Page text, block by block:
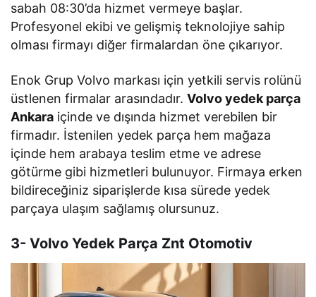
sabah 08:30’da hizmet vermeye başlar.
Profesyonel ekibi ve gelişmiş teknolojiye sahip
olması firmayı diğer firmalardan öne çıkarıyor.
Enok Grup Volvo markası için yetkili servis rolünü
üstlenen firmalar arasındadır.Volvo yedek parça
Ankara içinde ve dışında hizmet verebilen bir
firmadır. İstenilen yedek parça hem mağaza
içinde hem arabaya teslim etme ve adrese
götürme gibi hizmetleri bulunuyor. Firmaya erken
bildireceğiniz siparişlerde kısa sürede yedek
parçaya ulaşım sağlamış olursunuz.
3- Volvo Yedek Parça Znt Otomotiv